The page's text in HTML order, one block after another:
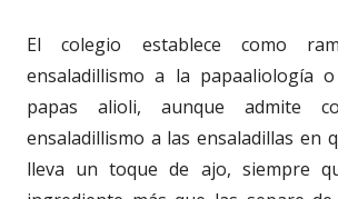
El colegio establece como
ensaladillismo a la papaaliología
papas alioli, aunque admite
ensaladillismo a las ensaladillas en
lleva un toque de ajo, siempre